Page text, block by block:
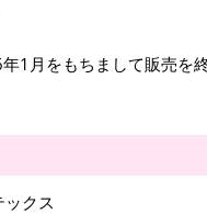
1月をもちまして販売を
ックス